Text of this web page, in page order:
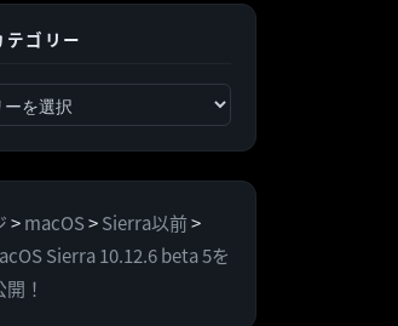
テゴリー
>macOS>Sierra以前>
Sierra 10.12.6 beta 5を
！